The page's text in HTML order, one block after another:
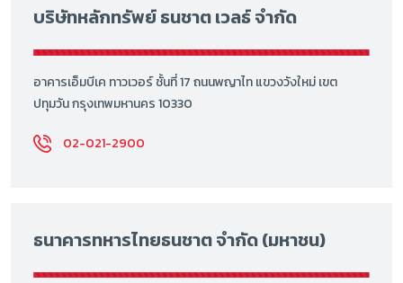
บริษัทหลักทรัพย์ ธนชาต เวลธ์ จำกัด
อาคารเอ็มบีเค ทาวเวอร์ ชั้นที่ 17 ถนนพญาไท แขวงวังใหม่ เขต
ปทุมวัน กรุงเทพมหานคร 10330
02-021-2900
ธนาคารทหารไทยธนชาต จำกัด (มหาชน)